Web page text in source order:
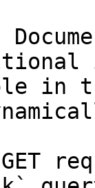
in
GET